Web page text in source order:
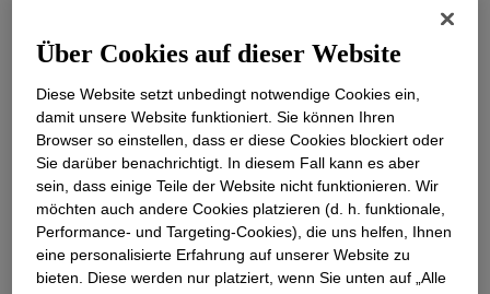
Energieversorgungsnetzen“, ferner dient es der
Umsetzung des Energierechtes der EU.
Seit 2011 ist das neue Energiewirtschaftsgesetz
(EnWG) in Kraft. Dem Gesetz entsprechend
haben die Netzbetreiber der ehemaligen Objekt-
/ Arealnetze die buchhalterische Entflechtung
der Netzaktivitäten von den Vertriebsaktivitäten
für Strom und Erdgas umzusetzen. Um diese
gesetzlichen Forderungen zu erfüllen wurde die
Organisationseinheit "Grid Operation" innerhalb
Über Cookies auf dieser Website
Diese Website setzt unbedingt notwendige Cookies ein,
damit unsere Website funktioniert. Sie können Ihren
Browser so einstellen, dass er diese Cookies blockiert oder
Sie darüber benachrichtigt. In diesem Fall kann es aber
sein, dass einige Teile der Website nicht funktionieren. Wir
möchten auch andere Cookies platzieren (d. h. funktionale,
Performance- und Targeting-Cookies), die uns helfen, Ihnen
eine personalisierte Erfahrung auf unserer Website zu
bieten. Diese werden nur platziert, wenn Sie unten auf „Alle